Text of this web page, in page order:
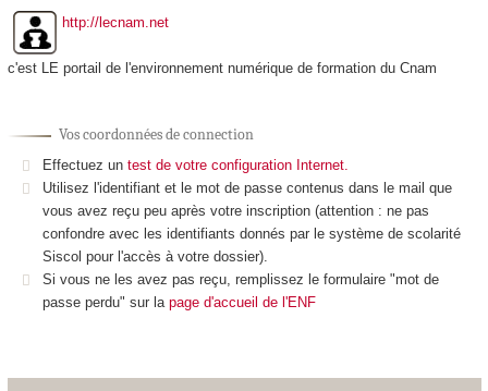
http://lecnam.net
c'est LE portail de l'environnement numérique de formation du Cnam
Vos coordonnées de connection
Effectuez un test de votre configuration Internet.
Utilisez l'identifiant et le mot de passe contenus dans le mail que
vous avez reçu peu après votre inscription (attention : ne pas
confondre avec les identifiants donnés par le système de scolarité
Siscol pour l'accès à votre dossier).
Si vous ne les avez pas reçu, remplissez le formulaire "mot de
passe perdu" sur la page d'accueil de l'ENF